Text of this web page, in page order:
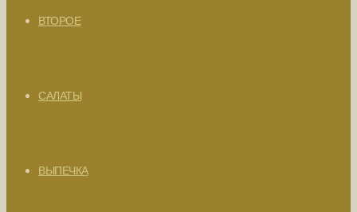
ВТОРОЕ
САЛАТЫ
ВЫПЕЧКА